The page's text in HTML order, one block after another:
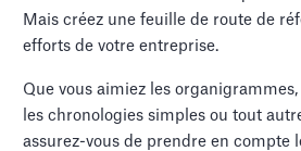
Mais créez une feuille de route de
efforts de votre entreprise.
Que vous aimiez les
les chronologies simples ou tout
assurez-vous de prendre en compte